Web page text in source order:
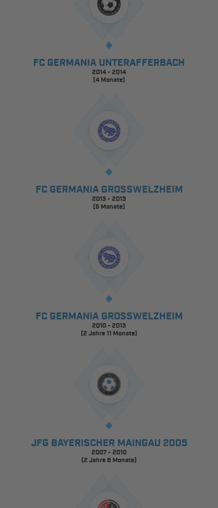
FC GERMANIA UNTERAFFERBACH
2014 - 2014
(4 Monate)
FC GERMANIA GROSSWELZHEIM
2013 - 2013
(5 Monate)
FC GERMANIA GROSSWELZHEIM
2010 - 2013
(2 Jahre 11 Monate)
JFG BAYERISCHER MAINGAU 2005
2007 - 2010
(2 Jahre 8 Monate)